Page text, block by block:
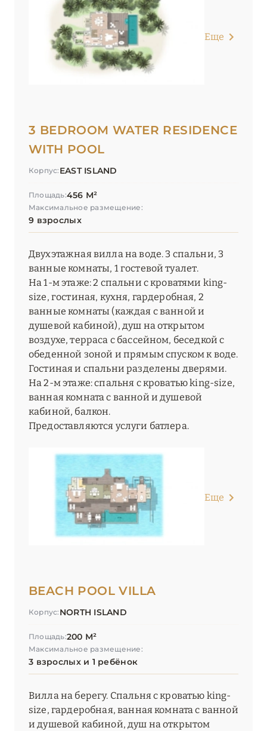
Еще
3 BEDROOM WATER RESIDENCE
WITH POOL
Корпус: EAST ISLAND
Площадь:456 М²
Максимальное размещение:
9 взрослых
Двухэтажная вилла на воде. 3 спальни, 3
ванные комнаты, 1 гостевой туалет.
На 1-м этаже: 2 спальни с кроватями king-
size, гостиная, кухня, гардеробная, 2
ванные комнаты (каждая с ванной и
душевой кабиной), душ на открытом
воздухе, терраса с бассейном, беседкой с
обеденной зоной и прямым спуском к воде.
Гостиная и спальни разделены дверями.
На 2-м этаже: спальня с кроватью king-size,
ванная комната с ванной и душевой
кабиной, балкон.
Предоставляются услуги батлера.
Еще
BEACH POOL VILLA
Корпус: NORTH ISLAND
Площадь:200 М²
Максимальное размещение:
3 взрослых и 1 ребёнок
Вилла на берегу. Спальня с кроватью king-
size, гардеробная, ванная комната с ванной
и душевой кабиной, душ на открытом